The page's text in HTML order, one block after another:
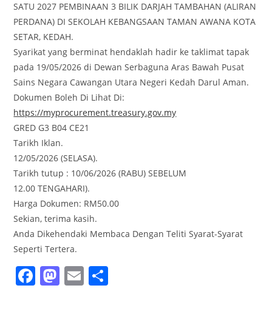
SATU 2027 PEMBINAAN 3 BILIK DARJAH TAMBAHAN (ALIRAN
PERDANA) DI SEKOLAH KEBANGSAAN TAMAN AWANA KOTA
SETAR, KEDAH.
Syarikat yang berminat hendaklah hadir ke taklimat tapak
pada 19/05/2026 di Dewan Serbaguna Aras Bawah Pusat
Sains Negara Cawangan Utara Negeri Kedah Darul Aman.
Dokumen Boleh Di Lihat Di:
https://myprocurement.treasury.gov.my
GRED G3 B04 CE21
Tarikh Iklan.
12/05/2026 (SELASA).
Tarikh tutup : 10/06/2026 (RABU) SEBELUM
12.00 TENGAHARI).
Harga Dokumen: RM50.00
Sekian, terima kasih.
Anda Dikehendaki Membaca Dengan Teliti Syarat-Syarat
Seperti Tertera.
F M E